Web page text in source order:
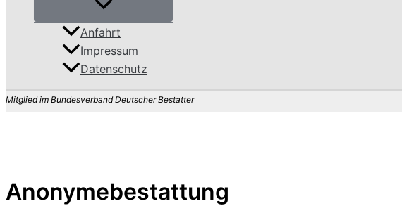
Anfahrt
Impressum
Datenschutz
Mitglied im Bundesverband Deutscher Bestatter
Anonymebestattung